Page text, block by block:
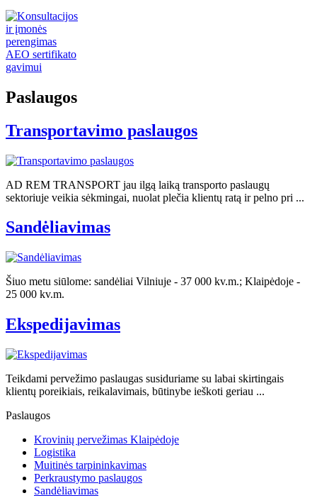
Paslaugos
Transportavimo paslaugos
AD REM TRANSPORT jau ilgą laiką transporto paslaugų
sektoriuje veikia sėkmingai, nuolat plečia klientų ratą ir pelno pri ...
Sandėliavimas
Šiuo metu siūlome: sandėliai Vilniuje - 37 000 kv.m.; Klaipėdoje -
25 000 kv.m.
Ekspedijavimas
Teikdami pervežimo paslaugas susiduriame su labai skirtingais
klientų poreikiais, reikalavimais, būtinybe ieškoti geriau ...
Paslaugos
Krovinių pervežimas Klaipėdoje
Logistika
Muitinės tarpininkavimas
Perkraustymo paslaugos
Sandėliavimas